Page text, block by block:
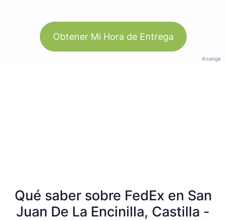
Obtener Mi Hora de Entrega
Anzeige
Qué saber sobre FedEx en San
Juan De La Encinilla, Castilla -